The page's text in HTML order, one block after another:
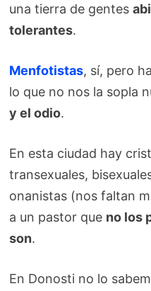
una tierra de gentes
tolerantes.
Menfotistas, sí, pero
lo que no nos la sopla
y el odio.
En esta ciudad hay
transexuales,
onanistas (nos faltan
a un pastor que no los
son.
En Donosti no lo